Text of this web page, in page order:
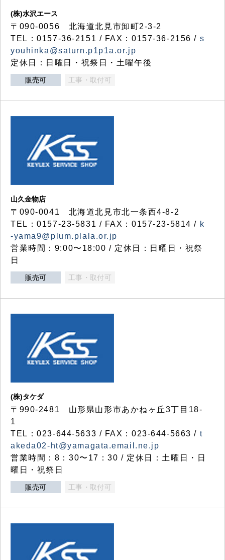
(株)水沢エース
〒090-0056 北海道北見市卸町2-3-2
TEL：0157-36-2151 / FAX：0157-36-2156 / s
youhinka@saturn.p1p1a.or.jp
定休日：日曜日・祝祭日・土曜午後
販売可 工事・取付可
山久金物店
〒090-0041 北海道北見市北一条西4-8-2
TEL：0157-23-5831 / FAX：0157-23-5814 / k
-yama9@plum.plala.or.jp
営業時間：9:00〜18:00 / 定休日：日曜日・祝祭
日
販売可 工事・取付可
(株)タケダ
〒990-2481 山形県山形市あかねヶ丘3丁目18-
1
TEL：023-644-5633 / FAX：023-644-5663 / t
akeda02-ht@yamagata.email.ne.jp
営業時間：8：30〜17：30 / 定休日：土曜日・日
曜日・祝祭日
販売可 工事・取付可